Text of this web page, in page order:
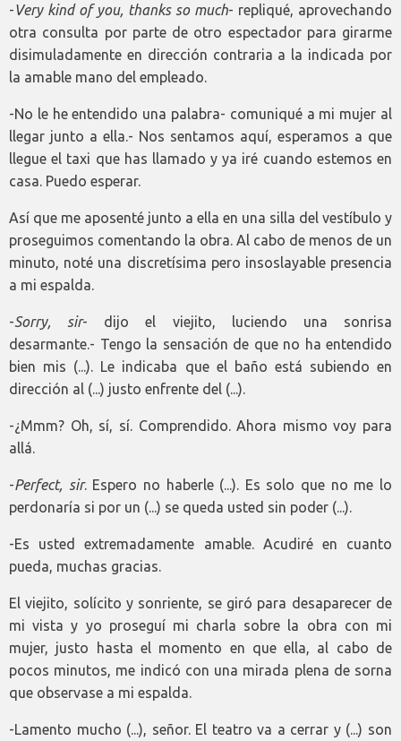
-Very kind of you, thanks so much- repliqué, aprovechando
otra consulta por parte de otro espectador para girarme
disimuladamente en dirección contraria a la indicada por
la amable mano del empleado.
-No le he entendido una palabra- comuniqué a mi mujer al
llegar junto a ella.- Nos sentamos aquí, esperamos a que
llegue el taxi que has llamado y ya iré cuando estemos en
casa. Puedo esperar.
Así que me aposenté junto a ella en una silla del vestíbulo y
proseguimos comentando la obra. Al cabo de menos de un
minuto, noté una discretísima pero insoslayable presencia
a mi espalda.
-Sorry, sir- dijo el viejito, luciendo una sonrisa
desarmante.- Tengo la sensación de que no ha entendido
bien mis (...). Le indicaba que el baño está subiendo en
dirección al (...) justo enfrente del (...).
-¿Mmm? Oh, sí, sí. Comprendido. Ahora mismo voy para
allá.
-Perfect, sir. Espero no haberle (...). Es solo que no me lo
perdonaría si por un (...) se queda usted sin poder (...).
-Es usted extremadamente amable. Acudiré en cuanto
pueda, muchas gracias.
El viejito, solícito y sonriente, se giró para desaparecer de
mi vista y yo proseguí mi charla sobre la obra con mi
mujer, justo hasta el momento en que ella, al cabo de
pocos minutos, me indicó con una mirada plena de sorna
que observase a mi espalda.
-Lamento mucho (...), señor. El teatro va a cerrar y (...) son